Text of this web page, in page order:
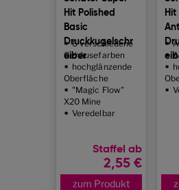
Hit Polished
Basic
Druckkugelschr
eiber
6 verschiedene
Gehäusefarben
hochglänzende
Oberfläche
"Magic Flow"
X20 Mine
Veredelbar
Staffel ab
2,55 €
zum Produkt
Hit